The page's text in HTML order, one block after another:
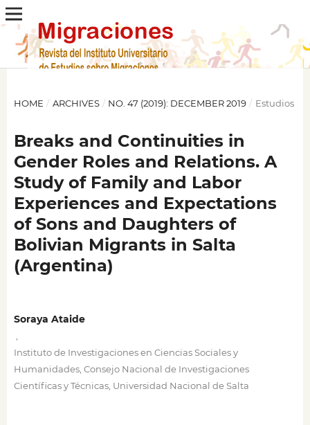
HOME / ARCHIVES / NO. 47 (2019): DECEMBER 2019 / Estudios
Breaks and Continuities in
Gender Roles and Relations. A
Study of Family and Labor
Experiences and Expectations
of Sons and Daughters of
Bolivian Migrants in Salta
(Argentina)
Soraya Ataide
Instituto de Investigaciones en Ciencias Sociales y
Humanidades, Consejo Nacional de Investigaciones
Científicas y Técnicas, Universidad Nacional de Salta